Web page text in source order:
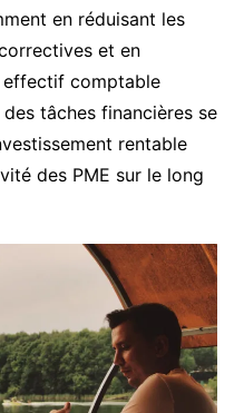
en réduisant les
et en
effectif comptable
tâches financières se
rentable
des PME sur le long